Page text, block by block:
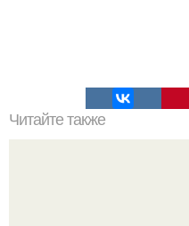
Читайте также